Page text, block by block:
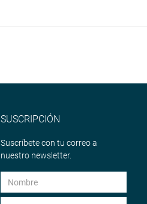
SUSCRIPCIÓN
Suscríbete con tu correo a
nuestro newsletter.